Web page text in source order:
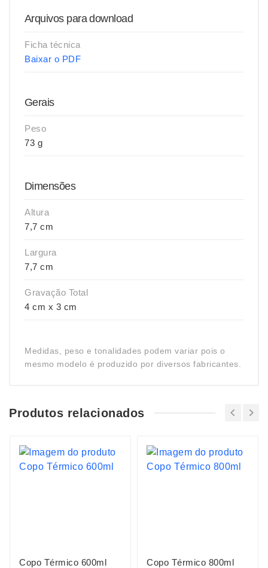
Arquivos para download
Ficha técnica
Baixar o PDF
Gerais
Peso
73 g
Dimensões
Altura
7,7 cm
Largura
7,7 cm
Gravação Total
4 cm x 3 cm
Medidas, peso e tonalidades podem variar pois o
mesmo modelo é produzido por diversos fabricantes.
Produtos relacionados
Copo Térmico 600ml Copo Térmico 800ml